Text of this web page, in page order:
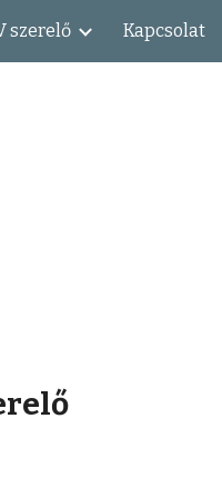
szerelő Kapcsolat